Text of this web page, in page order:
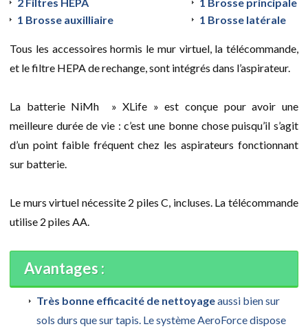
1 Brosse auxilliaire
1 Brosse latérale
Tous les accessoires hormis le mur virtuel, la télécommande,
et le filtre HEPA de rechange, sont intégrés dans l’aspirateur.
La batterie NiMh » XLife » est conçue pour avoir une
meilleure durée de vie : c’est une bonne chose puisqu’il s’agit
d’un point faible fréquent chez les aspirateurs fonctionnant
sur batterie.
Le murs virtuel nécessite 2 piles C, incluses. La télécommande
utilise 2 piles AA.
Avantages :
Très bonne efficacité de nettoyageaussi bien sur
sols durs que sur tapis. Le système AeroForce dispose